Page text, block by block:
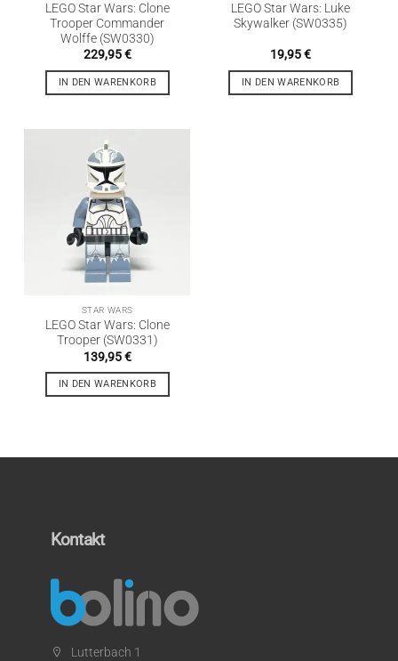
LEGO Star Wars: Clone
Trooper Commander
Wolffe (SW0330)
229,95€
IN DEN WARENKORB
LEGO Star Wars: Luke
Skywalker (SW0335)
19,95€
IN DEN WARENKORB
STAR WARS
LEGO Star Wars: Clone
Trooper (SW0331)
139,95€
IN DEN WARENKORB
Kontakt
Lutterbach 1